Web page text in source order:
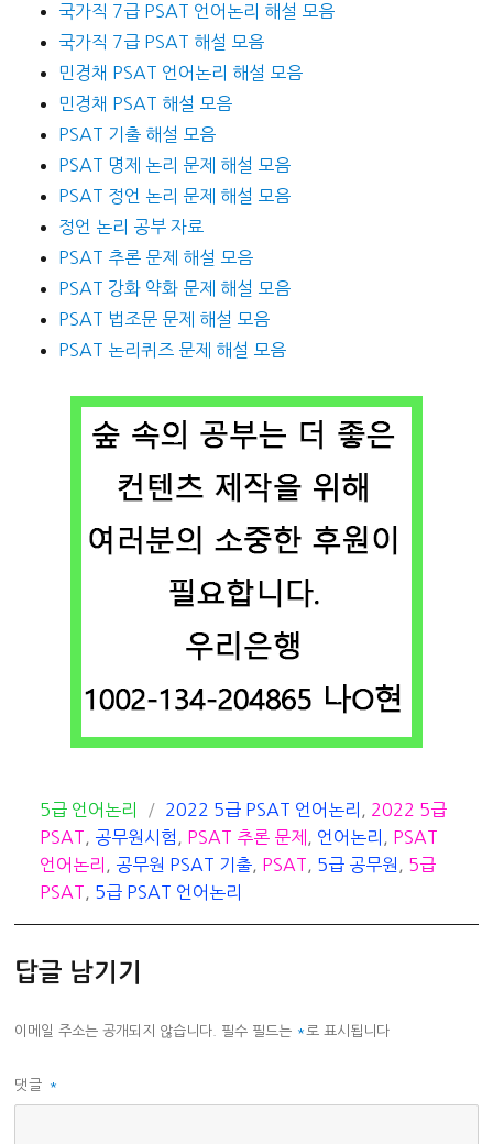
국가직 7급 PSAT 언어논리 해설 모음
국가직 7급 PSAT 해설 모음
민경채 PSAT 언어논리 해설 모음
민경채 PSAT 해설 모음
PSAT 기출 해설 모음
PSAT 명제 논리 문제 해설 모음
PSAT 정언 논리 문제 해설 모음
정언 논리 공부 자료
PSAT 추론 문제 해설 모음
PSAT 강화 약화 문제 해설 모음
PSAT 법조문 문제 해설 모음
PSAT 논리퀴즈 문제 해설 모음
카
테
고
리
5급 언어논리
태
그
2022 5급 PSAT 언어논리
2022 5급
PSAT
공무원시험 PSAT 추론 문제 언어논리
PSAT
언어논리
공무원 PSAT 기출 PSAT 5급 공무원
5급
PSAT
5급 PSAT 언어논리
답글 남기기
이메일 주소는 공개되지 않습니다. 필수 필드는 * 로 표시됩니다
댓글 *